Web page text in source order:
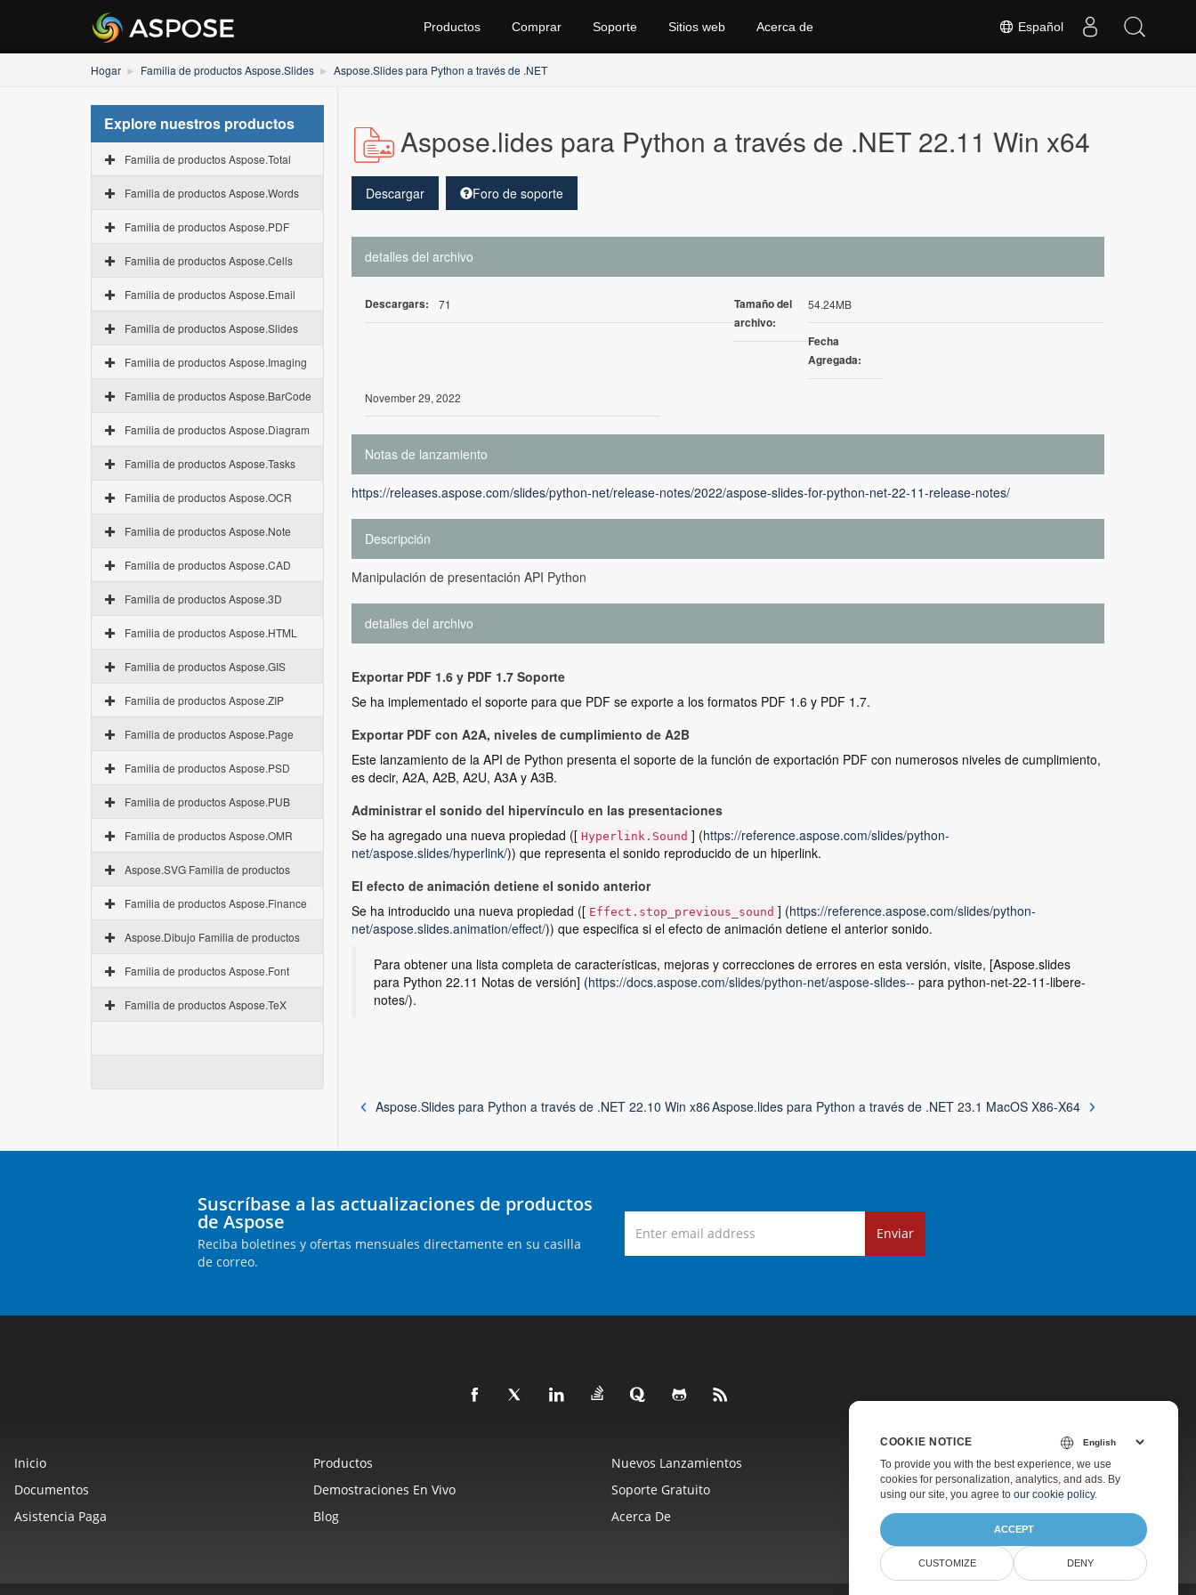
Español
Productos Comprar Soporte Sitios web Acerca de
Hogar Familia de productos Aspose.Slides Aspose.Slides para Python a través de .NET
Explore nuestros productos
Familia de productos Aspose.Total
Familia de productos Aspose.Words
Familia de productos Aspose.PDF
Familia de productos Aspose.Cells
Familia de productos Aspose.Email
Familia de productos Aspose.Slides
Familia de productos Aspose.Imaging
Familia de productos Aspose.BarCode
Familia de productos Aspose.Diagram
Familia de productos Aspose.Tasks
Familia de productos Aspose.OCR
Familia de productos Aspose.Note
Familia de productos Aspose.CAD
Familia de productos Aspose.3D
Familia de productos Aspose.HTML
Familia de productos Aspose.GIS
Familia de productos Aspose.ZIP
Familia de productos Aspose.Page
Familia de productos Aspose.PSD
Familia de productos Aspose.PUB
Familia de productos Aspose.OMR
Aspose.SVG Familia de productos
Familia de productos Aspose.Finance
Aspose.Dibujo Familia de productos
Familia de productos Aspose.Font
Familia de productos Aspose.TeX
Aspose.lides para Python a través de .NET 22.11 Win x64
Descargar Foro de soporte
detalles del archivo
Descargars: 71
Tamaño del
archivo:
54.24MB
Fecha
Agregada:
November 29, 2022
Notas de lanzamiento
https://releases.aspose.com/slides/python-net/release-notes/2022/aspose-slides-for-python-net-22-11-release-notes/
Descripción
Manipulación de presentación API Python
detalles del archivo
Exportar PDF 1.6 y PDF 1.7 Soporte
Se ha implementado el soporte para que PDF se exporte a los formatos PDF 1.6 y PDF 1.7.
Exportar PDF con A2A, niveles de cumplimiento de A2B
Este lanzamiento de la API de Python presenta el soporte de la función de exportación PDF con numerosos niveles de cumplimiento,
es decir, A2A, A2B, A2U, A3A y A3B.
Administrar el sonido del hipervínculo en las presentaciones
Se ha agregado una nueva propiedad ([ Hyperlink.Sound ] (https://reference.aspose.com/slides/python-
net/aspose.slides/hyperlink/)) que representa el sonido reproducido de un hiperlink.
El efecto de animación detiene el sonido anterior
Se ha introducido una nueva propiedad ([ Effect.stop_previous_sound ] (https://reference.aspose.com/slides/python-
net/aspose.slides.animation/effect/)) que especifica si el efecto de animación detiene el anterior sonido.
Para obtener una lista completa de características, mejoras y correcciones de errores en esta versión, visite, [Aspose.slides
para Python 22.11 Notas de versión] (https://docs.aspose.com/slides/python-net/aspose-slides-- para python-net-22-11-libere-
notes/).
Aspose.Slides para Python a través de .NET 22.10 Win x86Aspose.lides para Python a través de .NET 23.1 MacOS X86-X64
Suscríbase a las actualizaciones de productos
de Aspose
Reciba boletines y ofertas mensuales directamente en su casilla
de correo.
Enviar
Inicio Productos Nuevos Lanzamientos
Precios
Documentos
Demostraciones En Vivo Soporte Gratuito
Asesoramiento Gratuito
Asistencia Paga
Blog Acerca De
COOKIE NOTICE
To provide you with the best experience, we use
cookies for personalization, analytics, and ads. By
using our site, you agree to our cookie policy.
ACCEPT
CUSTOMIZE DENY